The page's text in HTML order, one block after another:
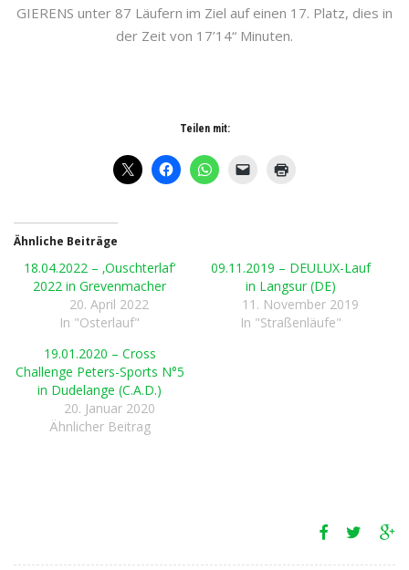
GIERENS unter 87 Läufern im Ziel auf einen 17. Platz, dies in
der Zeit von 17’14“ Minuten.
Teilen mit:
Ähnliche Beiträge
18.04.2022 – ‚Ouschterlaf‘
2022 in Grevenmacher
20. April 2022
In "Osterlauf"
09.11.2019 – DEULUX-Lauf
in Langsur (DE)
11. November 2019
In "Straßenläufe"
19.01.2020 – Cross
Challenge Peters-Sports N°5
in Dudelange (C.A.D.)
20. Januar 2020
Ähnlicher Beitrag